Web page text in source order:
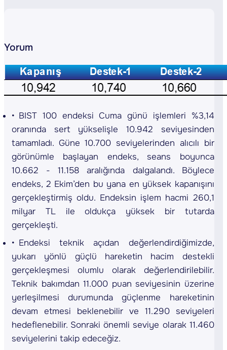
Yorum
BIST 100 endeksi Cuma günü işlemleri %3,14
oranında sert yükselişle 10.942 seviyesinden
tamamladı. Güne 10.700 seviyelerinden alıcılı bir
görünümle başlayan endeks, seans boyunca
10.662 - 11.158 aralığında dalgalandı. Böylece
endeks, 2 Ekim’den bu yana en yüksek kapanışını
gerçekleştirmiş oldu. Endeksin işlem hacmi 260,1
milyar TL ile oldukça yüksek bir tutarda
gerçekleşti.
Endeksi teknik açıdan değerlendirdiğimizde,
yukarı yönlü güçlü hareketin hacim destekli
gerçekleşmesi olumlu olarak değerlendirilebilir.
Teknik bakımdan 11.000 puan seviyesinin üzerine
yerleşilmesi durumunda güçlenme hareketinin
devam etmesi beklenebilir ve 11.290 seviyeleri
hedeflenebilir. Sonraki önemli seviye olarak 11.460
seviyelerini takip edeceğiz.